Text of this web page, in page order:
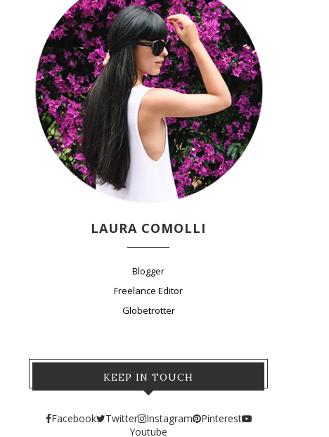
LAURA COMOLLI
Blogger
Freelance Editor
Globetrotter
KEEP IN TOUCH
Facebook Twitter Instagram
Pinterest
Youtube